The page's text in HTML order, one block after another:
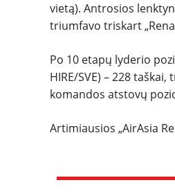
vietą). Antrosios
triumfavo triskart
Po 10 etapų lyderio
HIRE/SVE) – 228
komandos atstovų
Artimiausios „AirAsia